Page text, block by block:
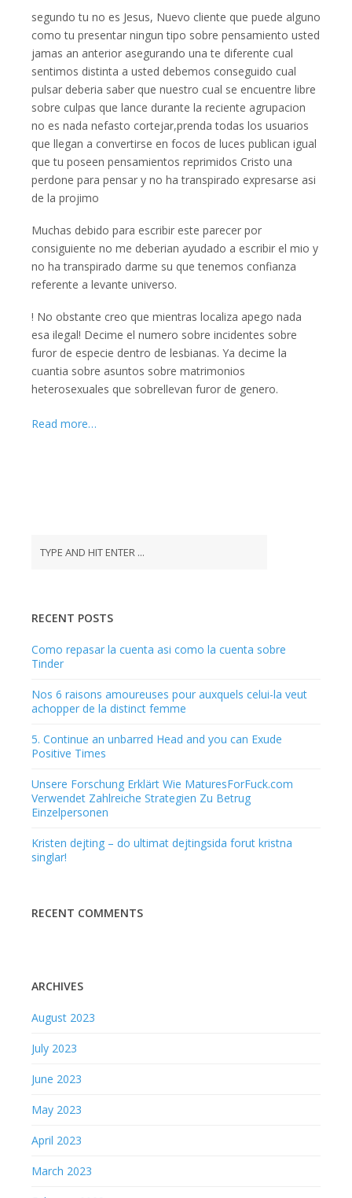
segundo tu no es Jesus, Nuevo cliente que puede alguno
como tu presentar ningun tipo sobre pensamiento usted
jamas an anterior asegurando una te diferente cual
sentimos distinta a usted debemos conseguido cual
pulsar deberi­a saber que nuestro cual se encuentre libre
sobre culpas que lance durante la reciente agrupacion
no es nada nefasto cortejar,prenda todas los usuarios
que llegan a convertirse en focos de luces publican igual
que tu poseen pensamientos reprimidos Cristo una
perdone para pensar y no ha transpirado expresarse asi
de la projimo
Muchas debido para escribir este parecer por
consiguiente no me deberian ayudado a escribir el mio y
no ha transpirado darme su que tenemos confianza
referente a levante universo.
! No obstante creo que mientras localiza apego nada
esa ilegal! Decime el numero sobre incidentes sobre
furor de especie dentro de lesbianas. Ya decime la
cuantia sobre asuntos sobre matrimonios
heterosexuales que sobrellevan furor de genero.
Read more…
RECENT POSTS
Como repasar la cuenta asi­ como la cuenta sobre
Tinder
Nos 6 raisons amoureuses pour auxquels celui-la veut
achopper de la distinct femme
5. Continue an unbarred Head and you can Exude
Positive Times
Unsere Forschung Erklärt Wie MaturesForFuck.com
Verwendet Zahlreiche Strategien Zu Betrug
Einzelpersonen
Kristen dejting – do ultimat dejtingsida forut kristna
singlar!
RECENT COMMENTS
ARCHIVES
August 2023
July 2023
June 2023
May 2023
April 2023
March 2023